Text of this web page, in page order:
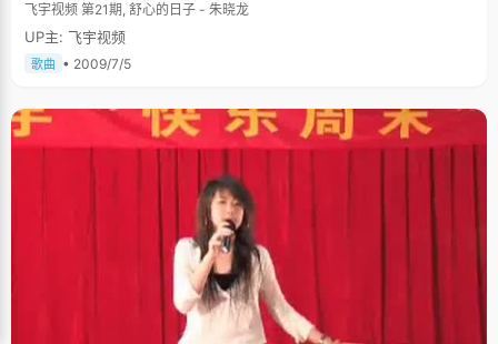
飞宇视频 第21期, 舒心的日子 - 朱晓龙
UP主: 飞宇视频
歌曲 • 2009/7/5